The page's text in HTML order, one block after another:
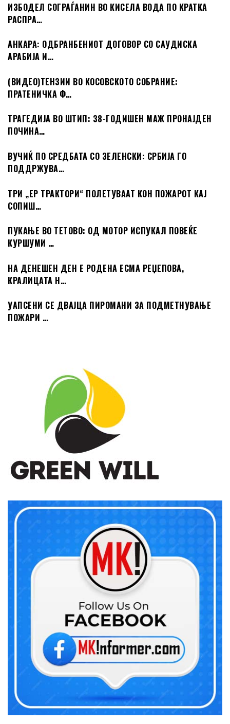
ИЗБОДЕЛ СОГРАЃАНИН ВО КИСЕЛА ВОДА ПО КРАТКА
РАСПРА…
АНКАРА: ОДБРАНБЕНИОТ ДОГОВОР СО САУДИСКА
АРАБИЈА И…
(ВИДЕО)ТЕНЗИИ ВО КОСОВСКОТО СОБРАНИЕ:
ПРАТЕНИЧКА Ф…
ТРАГЕДИЈА ВО ШТИП: 38-ГОДИШЕН МАЖ ПРОНАЈДЕН
ПОЧИНА…
ВУЧИЌ ПО СРЕДБАТА СО ЗЕЛЕНСКИ: СРБИЈА ГО
ПОДДРЖУВА…
ТРИ „ЕР ТРАКТОРИ“ ПОЛЕТУВААТ КОН ПОЖАРОТ КАЈ
СОПИШ…
ПУКАЊЕ ВО ТЕТОВО: ОД МОТОР ИСПУКАЛ ПОВЕЌЕ
КУРШУМИ …
НА ДЕНЕШЕН ДЕН Е РОДЕНА ЕСМА РЕЏЕПОВА,
КРАЛИЦАТА Н…
УАПСЕНИ СЕ ДВАЈЦА ПИРОМАНИ ЗА ПОДМЕТНУВАЊЕ
ПОЖАРИ …